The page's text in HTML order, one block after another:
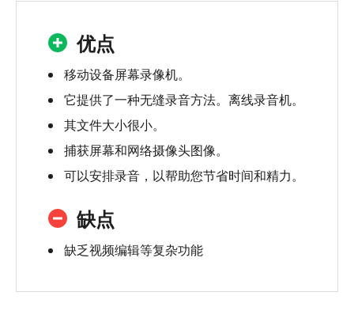
优点
移动设备屏幕录像机。
它提供了一种无缝录音方法。离线录音机。
其文件大小很小。
捕获屏幕和网络摄像头图像。
可以安排录音，以帮助您节省时间和精力。
缺点
缺乏视频编辑等复杂功能